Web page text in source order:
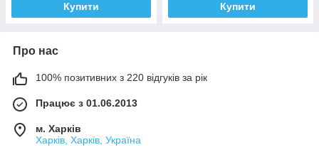
Купити Купити
Про нас
100% позитивних з 220 відгуків за рік
Працює з 01.06.2013
м. Харків
Харків, Харків, Україна